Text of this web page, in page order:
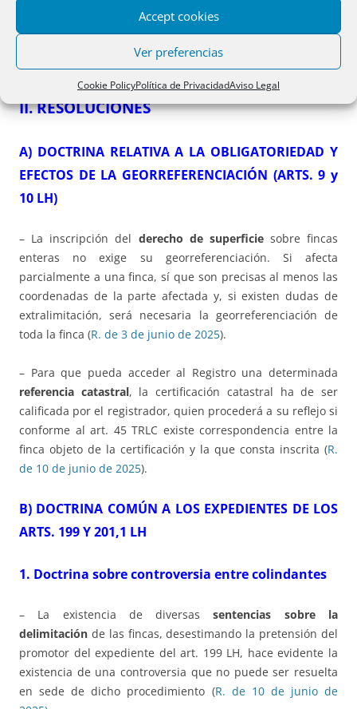
Accept cookies
Ver preferencias
Cookie PolicyPolítica de PrivacidadAviso Legal
precio limitado antes de la obtención de la licencia de
ocupación o de primera utilización, a los efectos de poder
declaración de obra nueva
elRegistro de la Propiedad…”
II. RESOLUCIONES
A) DOCTRINA RELATIVA A LA OBLIGATORIEDAD Y
EFECTOS DE LA GEORREFERENCIACIÓN (ARTS. 9 y
10 LH)
– La inscripción del derecho de superficiesobre fincas
enteras no exige su georreferenciación. Si afecta
parcialmente a una finca, sí que son precisas al menos las
coordenadas de la parte afectada y, si existen dudas de
extralimitación, será necesaria la georreferenciación de
toda la finca (R. de 3 de junio de 2025).
– Para que pueda acceder al Registro una determinada
referencia catastral, la certificación catastral ha de ser
calificada por el registrador, quien procederá a su reflejo si
conforme al art. 45 TRLC existe correspondencia entre la
finca objeto de la certificación y la que consta inscrita (R.
de 10 de junio de 2025).
B) DOCTRINA COMÚN A LOS EXPEDIENTES DE LOS
ARTS. 199 Y 201,1 LH
1. Doctrina sobre controversia entre colindantes
– La existencia de diversassentencias sobre la
delimitación de las fincas, desestimando la pretensión del
promotor del expediente del art. 199 LH, hace evidente la
existencia de una controversia que no puede ser resuelta
en sede de dicho procedimiento (R. de 10 de junio de